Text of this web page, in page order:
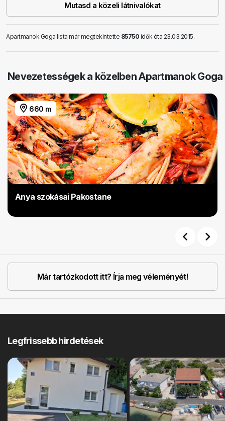
Mutasd a közeli látnivalókat
Apartmanok Goga lista már megtekintette 85750 idők óta 23.03.2015.
Nevezetességek a közelben Apartmanok Goga
660 m
Anya szokásai Pakostane
Már tartózkodott itt? Írja meg véleményét!
Legfrissebb hirdetések